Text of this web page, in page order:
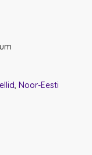
Noor-Eesti